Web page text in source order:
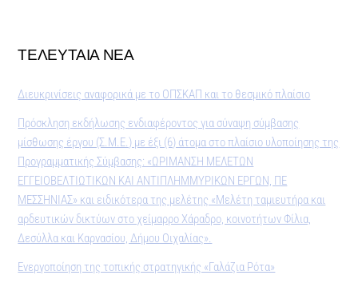
ΤΕΛΕΥΤΑΙΑ ΝΕΑ
Διευκρινίσεις αναφορικά με το ΟΠΣΚΑΠ και το θεσμικό πλαίσιο
Πρόσκληση εκδήλωσης ενδιαφέροντος για σύναψη σύμβασης
μίσθωσης έργου (Σ.Μ.Ε.) με έξι (6) άτομα στο πλαίσιο υλοποίησης της
Προγραμματικής Σύμβασης: «ΩΡΙΜΑΝΣΗ ΜΕΛΕΤΩΝ
ΕΓΓΕΙΟΒΕΛΤΙΩΤΙΚΩΝ ΚΑΙ ΑΝΤΙΠΛΗΜΜΥΡΙΚΩΝ ΕΡΓΩΝ, ΠΕ
ΜΕΣΣΗΝΙΑΣ» και ειδικότερα της μελέτης «Μελέτη ταμιευτήρα και
αρδευτικών δικτύων στο χείμαρρο Χάραδρο, κοινοτήτων Φίλια,
Δεσύλλα και Καρνασίου, Δήμου Οιχαλίας».
Ενεργοποίηση της τοπικής στρατηγικής «Γαλάζια Ρότα»